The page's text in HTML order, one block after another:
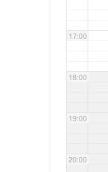
17:00
18:00
19:00
20:00